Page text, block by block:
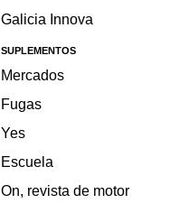
Galicia Innova
SUPLEMENTOS
Mercados
Fugas
Yes
Escuela
On, revista de motor